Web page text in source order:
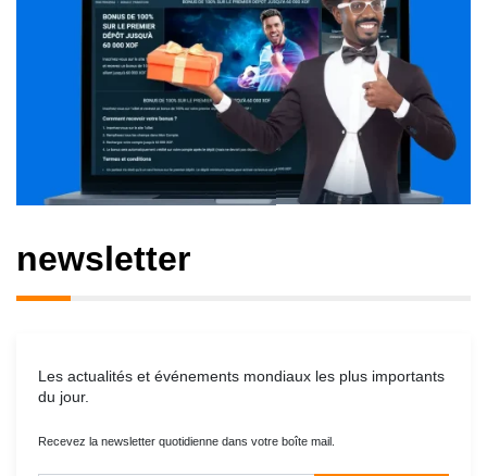
newsletter
Les actualités et événements mondiaux les plus importants
du jour.
Recevez la newsletter quotidienne dans votre boîte mail.